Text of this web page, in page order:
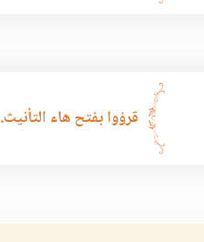
قرؤوا بفتح هاء التأنيث.